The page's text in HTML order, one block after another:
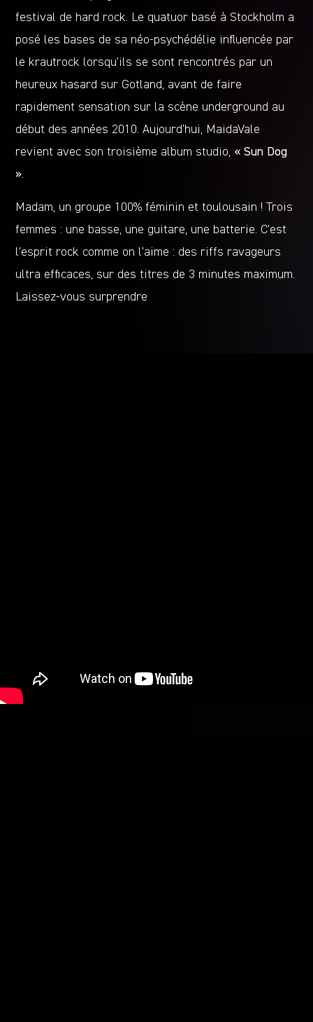
festival de hard rock. Le quatuor basé à Stockholm a
posé les bases de sa néo-psychédélie influencée par
le krautrock lorsqu’ils se sont rencontrés par un
heureux hasard sur Gotland, avant de faire
rapidement sensation sur la scène underground au
début des années 2010. Aujourd’hui, MaidaVale
revient avec son troisième album studio, « Sun Dog
».
Madam, un groupe 100% féminin et toulousain ! Trois
femmes : une basse, une guitare, une batterie. C’est
l’esprit rock comme on l’aime : des riffs ravageurs
ultra efficaces, sur des titres de 3 minutes maximum.
Laissez-vous surprendre